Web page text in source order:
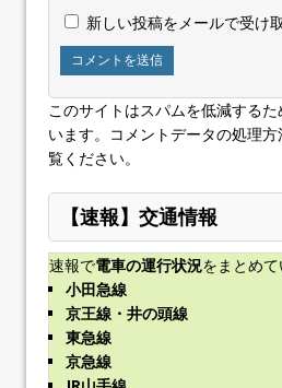
新しい投稿をメールで受け
このサイトはスパムを低減する
います。 コメントデータの処理
覧ください。
【速報】交通情報
速報で電車の運行状況をまとめて
小田急線
京王線・井の頭線
東急線
京急線